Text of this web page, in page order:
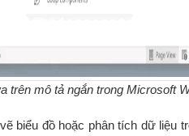
trên mô tả ngắn trong Microsoft
biểu đồ hoặc phân tích dữ liệu